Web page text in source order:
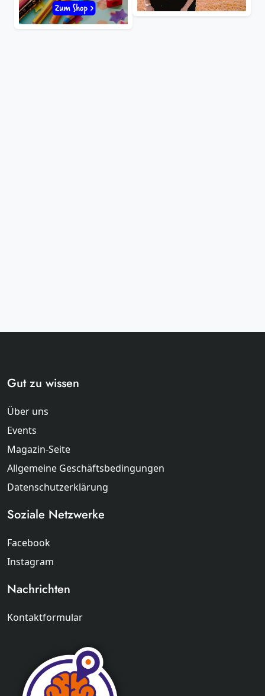
Gut zu wissen
Über uns
Events
Magazin-Seite
Allgemeine Geschäftsbedingungen
Datenschutzerklärung
Soziale Netzwerke
Facebook
Instagram
Nachrichten
Kontaktformular